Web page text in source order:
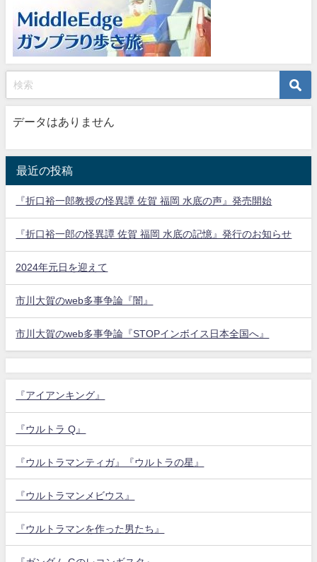
データはありません
最近の投稿
『折口裕一郎教授の怪異譚 佐賀 福岡 水底の声』発売開始
『折口裕一郎の怪異譚 佐賀 福岡 水底の記憶』発行のお知らせ
2024年元日を迎えて
市川大賀のweb多事争論『闇』
市川大賀のweb多事争論『STOPインボイス日本全国へ』
『アイアンキング』
『ウルトラ Q』
『ウルトラマンティガ』『ウルトラの星』
『ウルトラマンメビウス』
『ウルトラマンを作った男たち』